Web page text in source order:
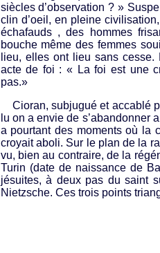
siècles d’observation ? »
clin d’oeil, en pleine
échafauds , des hommes
bouche même des femmes
lieu, elles ont lieu sans cesse.
acte de foi : « La foi est une
pas.»
Cioran, subjugué et accablé
lu on a envie de s’abandonner
a pourtant des moments où la
croyait aboli. Sur le plan de la
vu, bien au contraire, de la
Turin (date de naissance de
jésuites, à deux pas du saint
Nietzsche. Ces trois points